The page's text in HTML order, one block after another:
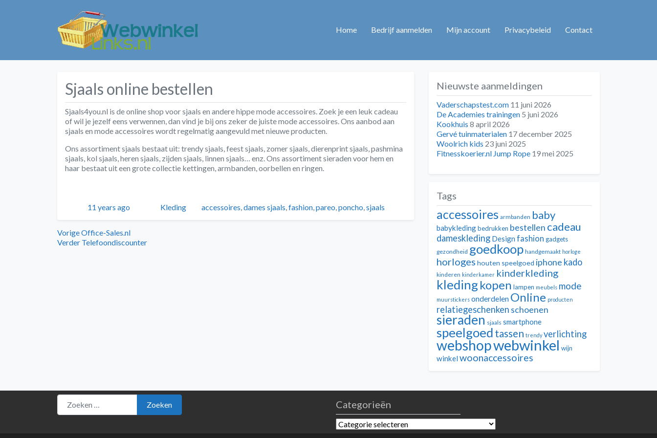
Home Bedrijf aanmelden Mijn account Privacybeleid Contact
Sjaals online bestellen
Sjaals4you.nl is de online shop voor sjaals en andere hippe mode accessoires. Zoek je een leuk cadeau
of wil je jezelf eens verwennen, dan vind je bij ons zeker de juiste mode accessoires. Ons aanbod aan
sjaals en mode accessoires wordt regelmatig aangevuld met nieuwe producten.
Ons assortiment sjaals bestaat uit: trendy sjaals, feest sjaals, zomer sjaals, dierenprint sjaals, pashmina
sjaals, kol sjaals, heren sjaals, zijden sjaals, linnen sjaals… enz. Ons assortiment sieraden voor hem en
haar bestaat uit een grote collectie kettingen, armbanden, oorbellen en ringen.
Geplaatst
11 years ago AuteurCategorieën
Kleding Tags
accessoires dames sjaals fashion pareo poncho sjaals
Bericht
VorigeVorig
bericht:
Office-Sales.nl
Verder Volgend
Telefoondiscounter
Nieuwste aanmeldingen
Vaderschapstest.com 11 juni 2026
De Academies trainingen 5 juni 2026
Kookhuis 8 april 2026
Gervé tuinmaterialen 17 december 2025
Woolrich kids 23 juni 2025
Fitnesskoerier.nl Jump Rope 19 mei 2025
Tags
accessoires armbanden baby
babykledingbedrukken bestellen cadeau
dameskleding Design fashion gadgets
gezondheid goedkoop handgemaakt horloge
horloges houten speelgoed iphone kado
kinderen kinderkamer kinderkleding
kleding kopen lampen meubels mode
muurstickers onderdelen Online producten
relatiegeschenken schoenen
sieraden sjaals smartphone
speelgoed tassen trendy verlichting
webshopwebwinkel wijn
winkelwoonaccessoires
Zoeken naar:
Zoeken Categorieën
Categorieën